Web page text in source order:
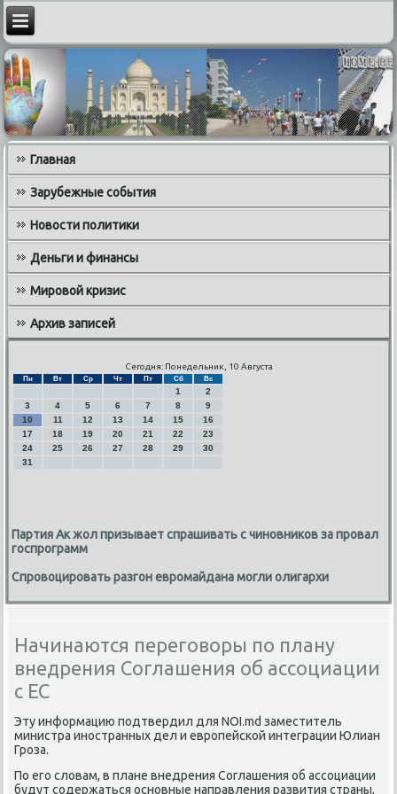
Главная
Зарубежные события
Новости политики
Деньги и финансы
Мировой кризис
Архив записей
Сегодня: Понедельник, 10 Августа
Пн Вт Ср Чт Пт Сб Вс
1
2
3
4 5 6 7 8
9
10
11 12 13 14 15
16
17
18 19 20 21 22
23
24
25 26 27 28 29
30
31
Партия Ак жол призывает спрашивать с чиновников за провал
госпрограмм
Спровоцировать разгон евромайдана могли олигархи
Начинаются переговоры по плану
внедрения Соглашения об ассоциации
с ЕС
Эту информацию подтвердил для NOI.md заместитель
министра иностранных дел и европейской интеграции Юлиан
Гроза.
По его слοвам, в плане внедрения Соглашения об ассоциации
будут содержаться основные направления развития страны,